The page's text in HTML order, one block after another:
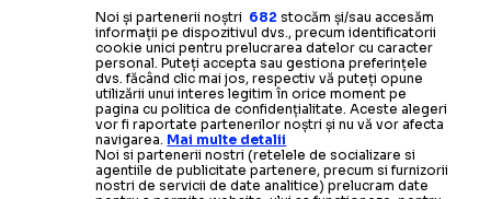
Noi și partenerii noștri 682 stocăm și/sau accesăm
informații pe dispozitivul dvs., precum identificatorii
cookie unici pentru prelucrarea datelor cu caracter
personal. Puteți accepta sau gestiona preferințele
dvs. făcând clic mai jos, respectiv vă puteți opune
utilizării unui interes legitim în orice moment pe
pagina cu politica de confidențialitate. Aceste alegeri
vor fi raportate partenerilor noștri și nu vă vor afecta
navigarea. Mai multe detalii
Noi si partenerii nostri (retelele de socializare si
agentiile de publicitate partenere, precum si furnizorii
nostri de servicii de date analitice) prelucram date